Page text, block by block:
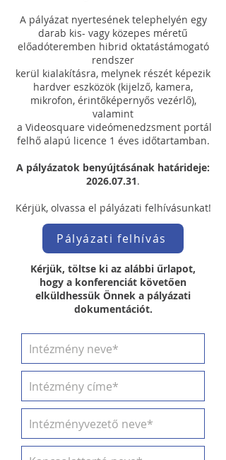
A pályázat nyertesének telephelyén egy
darab kis- vagy közepes méretű
előadóteremben hibrid oktatástámogató
rendszer
kerül kialakításra, melynek részét képezik
hardver eszközök (kijelző, kamera,
mikrofon, érintőképernyős vezérlő),
valamint
a Videosquare videómenedzsment portál
felhő alapú licence 1 éves időtartamban.
A pályázatok benyújtásának határideje:
2026.07.31.​
Kérjük, olvassa el pályázati felhívásunkat!
Pályázati felhívás
Kérjük, töltse ki az alábbi űrlapot,
hogy a konferenciát követően
elküldhessük Önnek a pályázati
dokumentációt.